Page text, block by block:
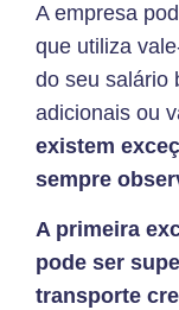
A empresa
que utiliza
do seu salário
adicionais ou
existem
sempre
A primeira
pode ser
transporte